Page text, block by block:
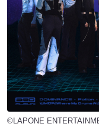
©LAPONE